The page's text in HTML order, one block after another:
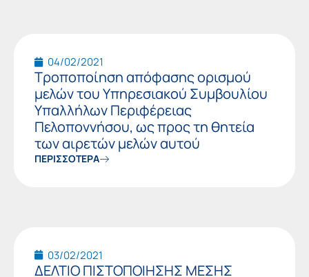
04/02/2021
Τροποποίηση απόφασης ορισμού
μελών του Υπηρεσιακού Συμβουλίου
Υπαλλήλων Περιφέρειας
Πελοποννήσου, ως προς τη θητεία
των αιρετών μελών αυτού
ΠΕΡΙΣΣΟΤΕΡΑ
03/02/2021
ΔΕΛΤΙΟ ΠΙΣΤΟΠΟΙΗΣΗΣ ΜΕΣΗΣ